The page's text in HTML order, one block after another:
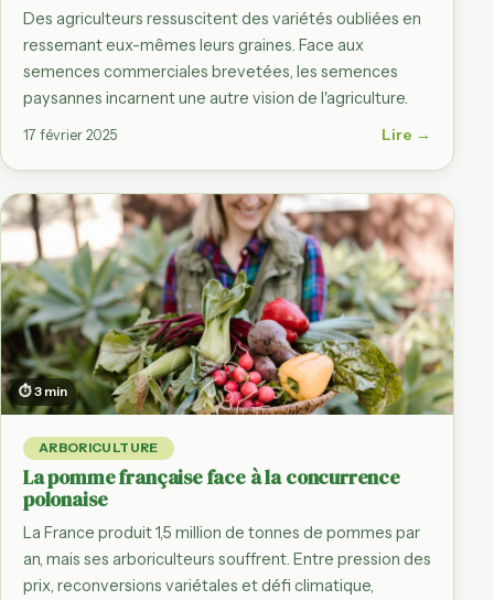
Des agriculteurs ressuscitent des variétés oubliées en
ressemant eux-mêmes leurs graines. Face aux
semences commerciales brevetées, les semences
paysannes incarnent une autre vision de l'agriculture.
17 février 2025 Lire →
⏱ 3 min
ARBORICULTURE
La pomme française face à la concurrence
polonaise
La France produit 1,5 million de tonnes de pommes par
an, mais ses arboriculteurs souffrent. Entre pression des
prix, reconversions variétales et défi climatique,